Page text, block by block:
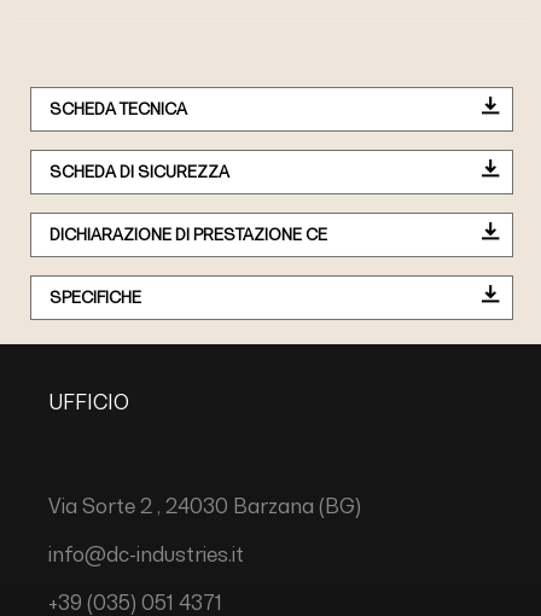
SCHEDA TECNICA
SCHEDA DI SICUREZZA
DICHIARAZIONE DI PRESTAZIONE CE
SPECIFICHE
UFFICIO
Via Sorte 2 , 24030 Barzana (BG)
info@dc-industries.it
+39 (035) 051 4371